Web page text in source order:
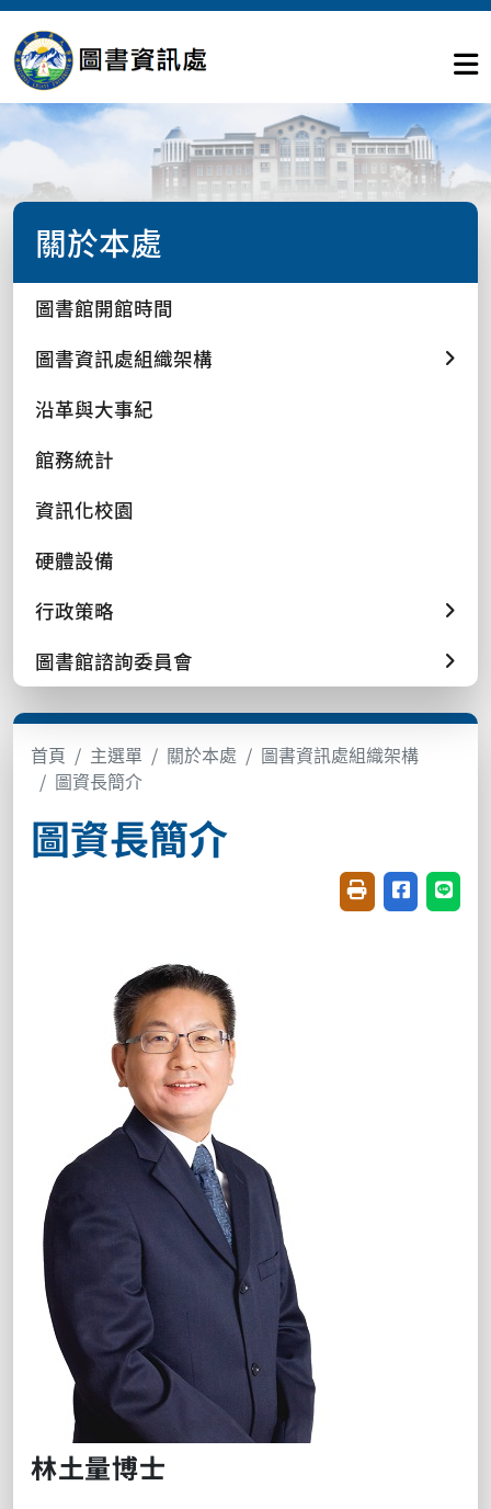
關於本處
圖書館開館時間
圖書資訊處組織架構
沿革與大事紀
館務統計
資訊化校園
硬體設備
行政策略
圖書館諮詢委員會
首頁 主選單 關於本處
圖書資訊處組織架構
圖資長簡介
圖資長簡介
友善列印(開新視
分享至臉書
分享
林土量博士